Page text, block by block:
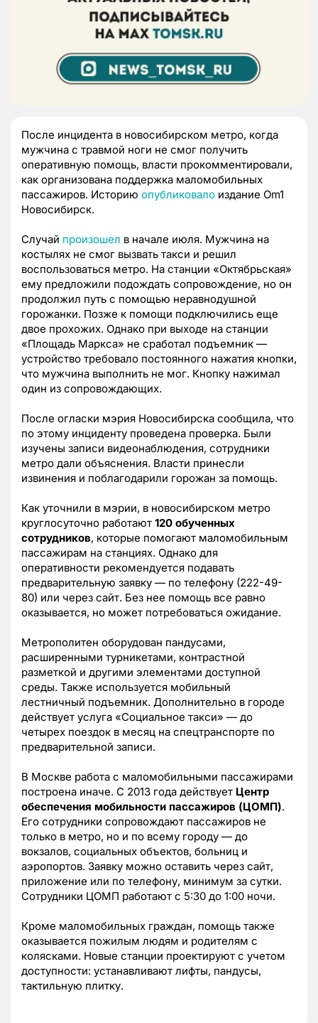
После инцидента в новосибирском метро, когда
мужчина с травмой ноги не смог получить
оперативную помощь, власти прокомментировали,
как организована поддержка маломобильных
пассажиров. Историю опубликовало издание Om1
Новосибирск.
Случай произошел в начале июля. Мужчина на
костылях не смог вызвать такси и решил
воспользоваться метро. На станции «Октябрьская»
ему предложили подождать сопровождение, но он
продолжил путь с помощью неравнодушной
горожанки. Позже к помощи подключились еще
двое прохожих. Однако при выходе на станции
«Площадь Маркса» не сработал подъемник —
устройство требовало постоянного нажатия кнопки,
что мужчина выполнить не мог. Кнопку нажимал
один из сопровождающих.
После огласки мэрия Новосибирска сообщила, что
по этому инциденту проведена проверка. Были
изучены записи видеонаблюдения, сотрудники
метро дали объяснения. Власти принесли
извинения и поблагодарили горожан за помощь.
Как уточнили в мэрии, в новосибирском метро
круглосуточно работают 120 обученных
сотрудников, которые помогают маломобильным
пассажирам на станциях. Однако для
оперативности рекомендуется подавать
предварительную заявку — по телефону (222-49-
80) или через сайт. Без нее помощь все равно
оказывается, но может потребоваться ожидание.
Метрополитен оборудован пандусами,
расширенными турникетами, контрастной
разметкой и другими элементами доступной
среды. Также используется мобильный
лестничный подъемник. Дополнительно в городе
действует услуга «Социальное такси» — до
четырех поездок в месяц на спецтранспорте по
предварительной записи.
В Москве работа с маломобильными пассажирами
построена иначе. С 2013 года действует Центр
обеспечения мобильности пассажиров (ЦОМП).
Его сотрудники сопровождают пассажиров не
только в метро, но и по всему городу — до
вокзалов, социальных объектов, больниц и
аэропортов. Заявку можно оставить через сайт,
приложение или по телефону, минимум за сутки.
Сотрудники ЦОМП работают с 5:30 до 1:00 ночи.
Кроме маломобильных граждан, помощь также
оказывается пожилым людям и родителям с
колясками. Новые станции проектируют с учетом
доступности: устанавливают лифты, пандусы,
тактильную плитку.